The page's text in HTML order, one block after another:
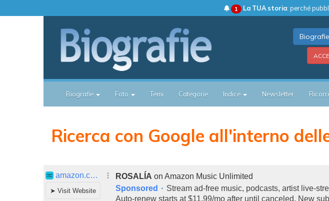
1 La TUA storia: perché
Biografie Foto Temi Categorie Indice Newsletter
Ricerca con Google all'interno